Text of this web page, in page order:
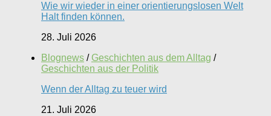
Wie wir wieder in einer orientierungslosen Welt
Halt finden können.
28. Juli 2026
Blognews / Geschichten aus dem Alltag /
Geschichten aus der Politik
Wenn der Alltag zu teuer wird
21. Juli 2026